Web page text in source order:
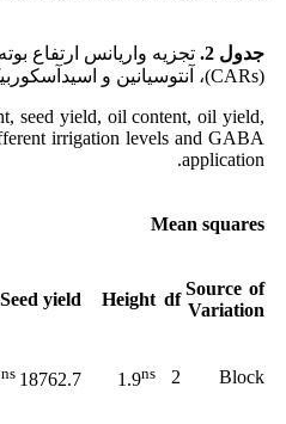
جدول 2.
(CARs)، آنتوسیانین و اسیدآسکوربیک در گیاه کاملینا تحت تأثیر سطوح مختلف آبیاری و کاربرد گابا.
seed yield, oil content, oil yield,
irrigation levels and GABA
application.
Mean squares
Source of
Variation
df
Height
Seed yield
Block
2
1.9ns
18762.7
ns